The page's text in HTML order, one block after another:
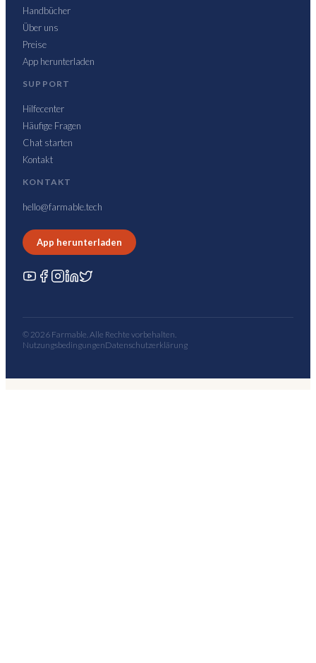
Handbücher
Über uns
Preise
App herunterladen
SUPPORT
Hilfecenter
Häufige Fragen
Chat starten
Kontakt
KONTAKT
hello@farmable.tech
App herunterladen
© 2026 Farmable. Alle Rechte vorbehalten.
NutzungsbedingungenDatenschutzerklärung